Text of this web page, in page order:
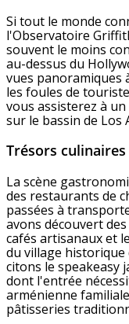
Si tout le monde
l'Observatoire
souvent le moins
au-dessus du
vues panoramiques
les foules de
vous assisterez à
sur le bassin de Los
Trésors
La scène
des restaurants de
passées à
avons découvert
cafés artisanaux et
du village historique
citons le speakeasy
dont l'entrée
arménienne
pâtisseries